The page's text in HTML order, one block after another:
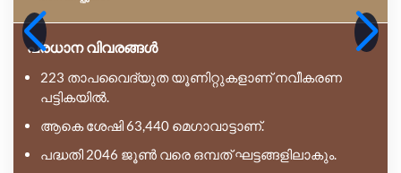
പ്രധാന വിവരങ്ങൾ
223 താപവൈദ്യുത യൂണിറ്റുകളാണ് നവീകരണ
പട്ടികയിൽ.
ആകെ ശേഷി 63,440 മെഗാവാട്ടാണ്.
പദ്ധതി 2046 ജൂൺ വരെ ഒമ്പത് ഘട്ടങ്ങളിലാകും.